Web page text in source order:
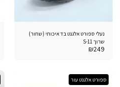
נעלי ספורט אלגנט בד איכותי (שחור)
שרוך S-11
₪249
ספורט אלגנט עור